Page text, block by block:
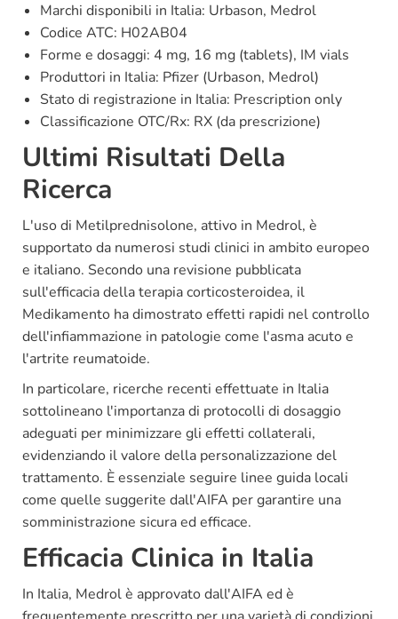
Marchi disponibili in Italia: Urbason, Medrol
Codice ATC: H02AB04
Forme e dosaggi: 4 mg, 16 mg (tablets), IM vials
Produttori in Italia: Pfizer (Urbason, Medrol)
Stato di registrazione in Italia: Prescription only
Classificazione OTC/Rx: RX (da prescrizione)
Ultimi Risultati Della
Ricerca
L'uso di Metilprednisolone, attivo in Medrol, è
supportato da numerosi studi clinici in ambito europeo
e italiano. Secondo una revisione pubblicata
sull'efficacia della terapia corticosteroidea, il
Medikamento ha dimostrato effetti rapidi nel controllo
dell'infiammazione in patologie come l'asma acuto e
l'artrite reumatoide.
In particolare, ricerche recenti effettuate in Italia
sottolineano l'importanza di protocolli di dosaggio
adeguati per minimizzare gli effetti collaterali,
evidenziando il valore della personalizzazione del
trattamento. È essenziale seguire linee guida locali
come quelle suggerite dall'AIFA per garantire una
somministrazione sicura ed efficace.
Efficacia Clinica in Italia
In Italia, Medrol è approvato dall'AIFA ed è